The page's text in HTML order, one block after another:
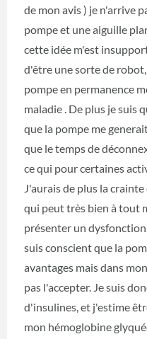
de mon avis ) je n'arrive
pompe et une aiguille
cette idée m'est
d'être une sorte de
pompe en permanence
maladie . De plus je suis
que la pompe me
que le temps de
ce qui pour certaines
J'aurais de plus la
qui peut très bien à tout
présenter un
suis conscient que la
avantages mais dans
pas l'accepter. Je suis
d'insulines, et j'estime
mon hémoglobine